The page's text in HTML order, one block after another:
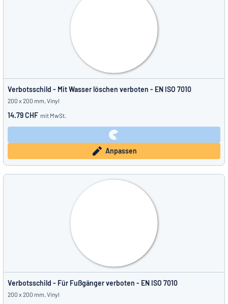
Verbotsschild - Mit Wasser löschen verboten - EN ISO 7010
200 x 200 mm, Vinyl
14.79 CHF mit MwSt.
Anpassen
Verbotsschild - Für Fußgänger verboten - EN ISO 7010
200 x 200 mm, Vinyl